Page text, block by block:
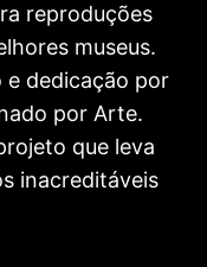
reproduções
museus.
dedicação por
por Arte.
que leva
inacreditáveis